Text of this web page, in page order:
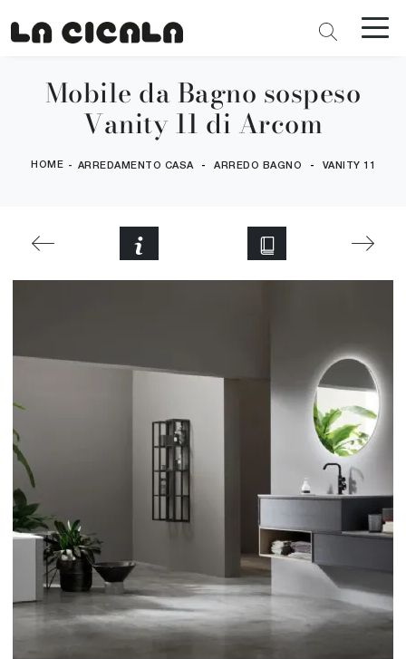
Mobile da Bagno sospeso
Vanity 11 di Arcom
HOME - ARREDAMENTO CASA - ARREDO BAGNO - VANITY 11